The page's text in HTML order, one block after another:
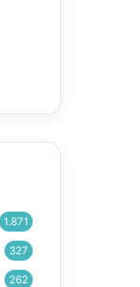
1.871
327
262